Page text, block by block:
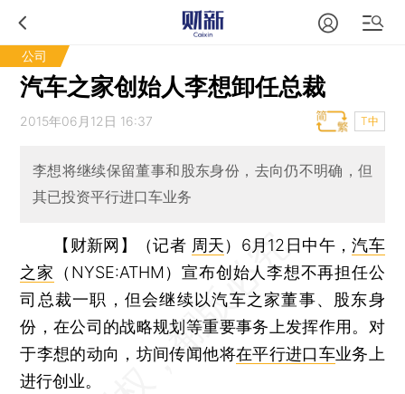
公司
汽车之家创始人李想卸任总裁
2015年06月12日 16:37 T中
李想将继续保留董事和股东身份，去向仍不明确，但
其已投资平行进口车业务
【财新网】（记者 周天） 6月12日中午，汽车
之家 （NYSE:ATHM）宣布创始人李想不再担任公
司总裁一职，但会继续以汽车之家董事、股东身
份，在公司的战略规划等重要事务上发挥作用。对
于李想的动向，坊间传闻他将在平行进口车业务上
进行创业。